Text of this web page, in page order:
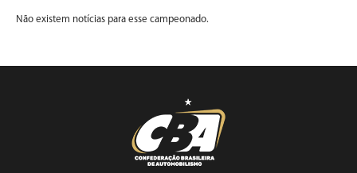
Não existem notícias para esse campeonado.